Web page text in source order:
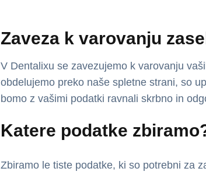
Zaveza k varovanju
V Dentalixu se zavezujemo k varovanju
obdelujemo preko naše spletne strani, so
bomo z vašimi podatki ravnali skrbno in
Katere podatke
Zbiramo le tiste podatke, ki so potrebni za